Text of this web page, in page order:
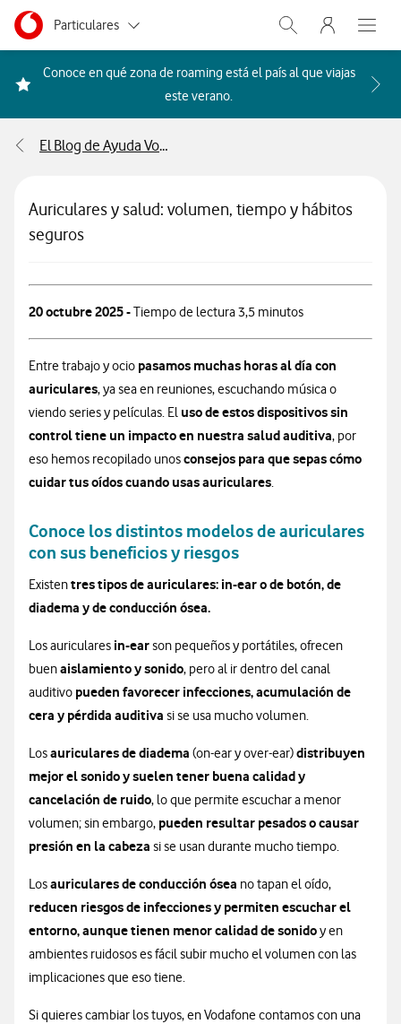
Ir a la pagina principal de vodafone.es
Menu navegación Segmento
Particulares
Autónomos
Grandes empresas
Abrir buscador.
Menu
Abre
Conoce en qué zona de roaming está el país al que viajas
este verano. Acceder a la FAQ Qué
El Blog de Ayuda Vodafone
Auriculares y salud: volumen, tiempo y hábitos
seguros
20 octubre 2025 -Tiempo de lectura 3,5 minutos
Entre trabajo y ocio pasamos muchas horas al día con
auriculares, ya sea en reuniones, escuchando música o
viendo series y películas. El uso de estos dispositivos sin
control tiene un impacto en nuestra salud auditiva, por
eso hemos recopilado unosconsejos para que sepas cómo
cuidar tus oídos cuando usas auriculares.
Conoce los distintos modelos de auriculares
con sus beneficios y riesgos
Existentres tipos de auriculares: in-ear o de botón, de
diadema y de conducción ósea.
Los auriculares in-earson pequeños y portátiles, ofrecen
buenaislamiento y sonido, pero al ir dentro del canal
auditivo pueden favorecer infecciones, acumulación de
cera y pérdida auditiva si se usa mucho volumen.
Losauriculares de diadema (on-ear y over-ear)distribuyen
mejor el sonido y suelen tener buena calidad y
cancelación de ruido, lo que permite escuchar a menor
volumen; sin embargo, pueden resultar pesados o causar
presión en la cabeza si se usan durante mucho tiempo.
Losauriculares de conducción ósea no tapan el oído,
reducen riesgos de infecciones y permiten escuchar el
entorno, aunque tienen menor calidad de sonidoy en
ambientes ruidosos es fácil subir mucho el volumen con las
implicaciones que eso tiene.
Si quieres cambiar los tuyos, en Vodafone contamos con una